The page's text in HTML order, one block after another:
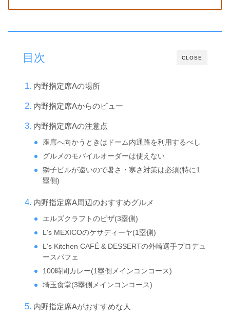
CLOSE
目次
内野指定席Aの場所
内野指定席Aからのビュー
内野指定席Aの注意点
座席へ向かうときはドーム内通路を利用するべし
グルメのモバイルオーダーは使えない
獅子ビルが遠いので暑さ・寒さ対策は必須(特に1
塁側)
内野指定席A周辺のおすすめグルメ
エルズクラフトのピザ(3塁側)
L's MEXICOのケサディーヤ(1塁側)
L's Kitchen CAFÉ & DESSERTの外崎選手プロデュ
ースパフェ
100時間カレー(1塁側メインコンコース)
埼玉食堂(3塁側メインコンコース)
内野指定席Aがおすすめな人